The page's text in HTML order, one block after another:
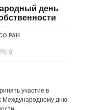
день
РАН
0
участие в
Международному дню